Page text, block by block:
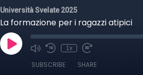
Università Svelate 2025
La formazione per i ragazzi atipici
1x
SUBSCRIBE SHARE